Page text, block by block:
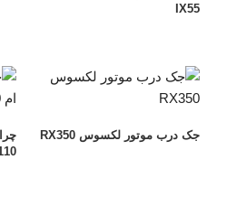
IX55
جک درب موتور لکسوس RX350